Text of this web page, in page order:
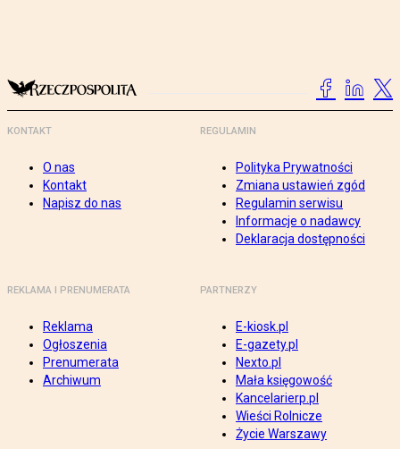
KONTAKT
O nas
Kontakt
Napisz do nas
REGULAMIN
Polityka Prywatności
Zmiana ustawień zgód
Regulamin serwisu
Informacje o nadawcy
Deklaracja dostępności
REKLAMA I PRENUMERATA
Reklama
Ogłoszenia
Prenumerata
Archiwum
PARTNERZY
E-kiosk.pl
E-gazety.pl
Nexto.pl
Mała księgowość
Kancelarierp.pl
Wieści Rolnicze
Życie Warszawy